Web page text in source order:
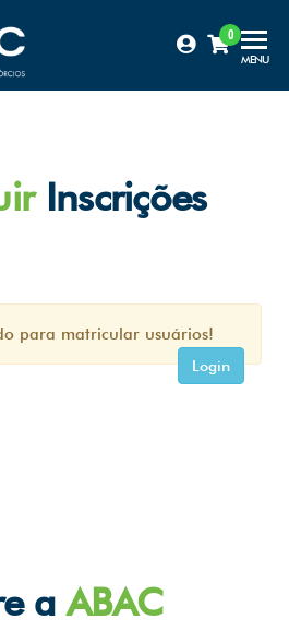
Certificação
ABAC
0
MENU
Inscrições
para matricular usuários!
Login
aABAC